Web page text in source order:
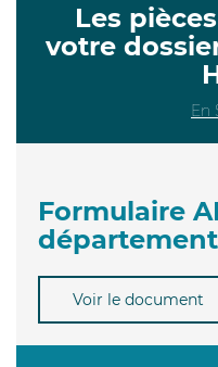
Les
votre
En
Formulaire
Voir le document